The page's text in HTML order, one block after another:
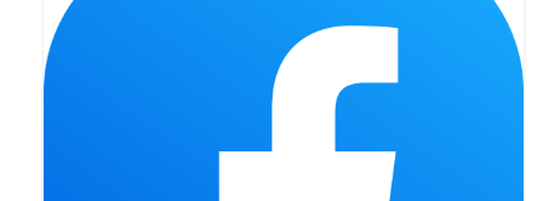
Bierzmowanie 24.10.2022r.
Złoty Jubileusz